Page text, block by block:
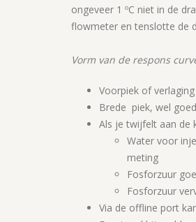
ongeveer 1 ºC niet in de
flowmeter en tenslotte de
Vorm van de respons
Voorpiek of
Brede piek, wel
Als je twijfelt aan de
Water voor
meting
Fosforzuur
Fosforzuur
Via de offline port